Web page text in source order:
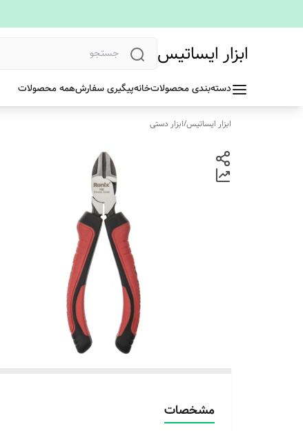
ابزار ایساتیس
دسته‌بندی محصولاتخانهپیگیری سفارشهمه محصولات
ابزار ایساتیس/ابزار دستی
مشخصات